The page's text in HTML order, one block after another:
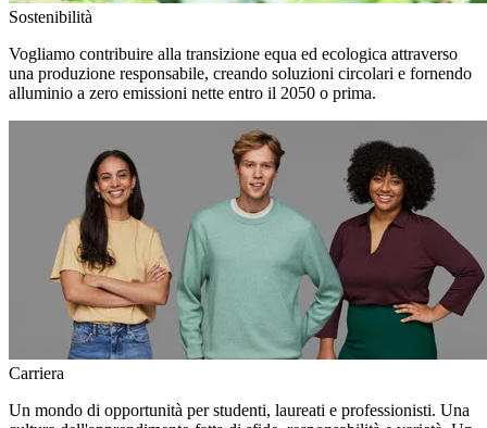
Sostenibilità
Vogliamo contribuire alla transizione equa ed ecologica attraverso
una produzione responsabile, creando soluzioni circolari e fornendo
alluminio a zero emissioni nette entro il 2050 o prima.
Carriera
Un mondo di opportunità per studenti, laureati e professionisti. Una